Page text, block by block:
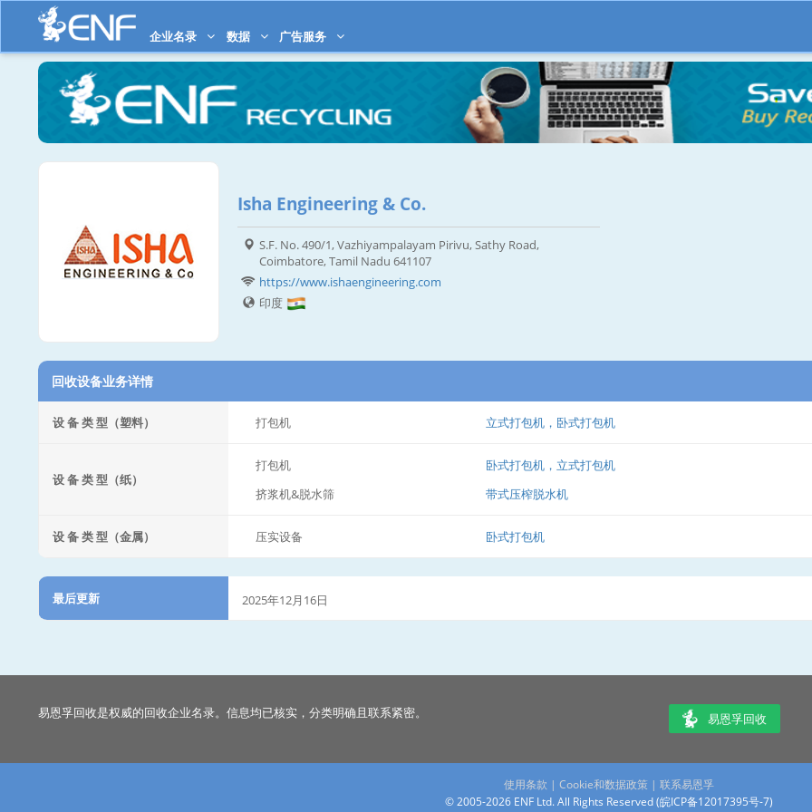
企业名录 数据 广告服务
Isha Engineering & Co.
S.F. No. 490/1, Vazhiyampalayam Pirivu, Sathy Road,
Coimbatore, Tamil Nadu 641107
https://www.ishaengineering.com
印度
回收设备业务详情
设 备 类 型（塑料） 打包机 立式打包机，卧式打包机
设 备 类 型（纸）
打包机
卧式打包机，立式打包机
挤浆机&脱水筛
带式压榨脱水机
设 备 类 型（金属） 压实设备 卧式打包机
最后更新 2025年12月16日
易恩孚回收是权威的回收企业名录。信息均已核实，分类明确且联系紧密。 易恩孚回收
使用条款 | Cookie和数据政策 | 联系易恩孚
© 2005-2026 ENF Ltd. All Rights Reserved (皖ICP备12017395号-7)